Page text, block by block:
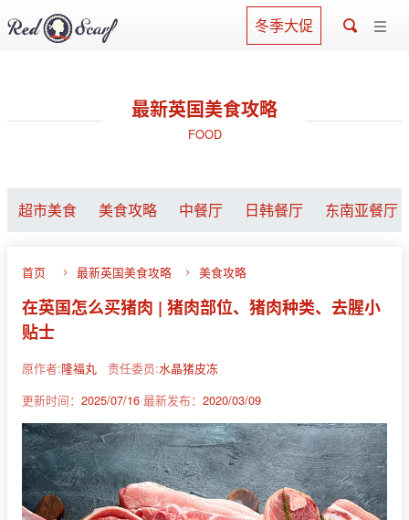
冬季大促
最新英国美食攻略
FOOD
超市美食 美食攻略 中餐厅 日韩餐厅 东南亚餐厅
首页 最新英国美食攻略 美食攻略
在英国怎么买猪肉 | 猪肉部位、猪肉种类、去腥小
贴士
原作者:隆福丸 责任委员:水晶猪皮冻
更新时间： 2025/07/16 最新发布： 2020/03/09